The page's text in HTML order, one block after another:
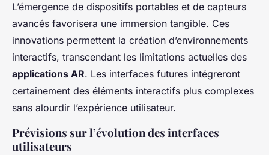
L’émergence de dispositifs portables et de capteurs
avancés favorisera une immersion tangible. Ces
innovations permettent la création d’environnements
interactifs, transcendant les limitations actuelles des
applications AR. Les interfaces futures intégreront
certainement des éléments interactifs plus complexes
sans alourdir l’expérience utilisateur.
Prévisions sur l’évolution des interfaces
utilisateurs